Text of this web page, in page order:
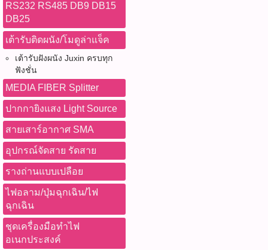
RS232 RS485 DB9 DB15
DB25
เต้ารับติดผนัง/โมดูล่าแจ็ค
เต้ารับฝังผนัง Juxin ครบทุก
ฟังชั่น
MEDIA FIBER Splitter
ปากกายิงแสง Light Source
สายเสาร์อากาศ SMA
อุปกรณ์จัดสาย รัดสาย
รางถ่านแบบเปลือย
ไฟอลาม/ปุ่มฉุกเฉิน/ไฟ
ฉุกเฉิน
ชุดเครื่องมือทำไฟ
อเนกประสงค์